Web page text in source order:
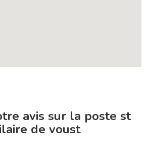
avis sur la poste st
de voust